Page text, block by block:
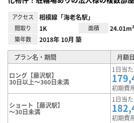
アクセス 相模線「海老名駅」
間取り 1K 面積 24.01m²
築年数 2018年 10月 築
プラン名・期間 月額
ロング【藤沢駅】
30日以上～360日未満
1日当
初期費
ショート【藤沢駅】
～30日未満
1日当
初期費